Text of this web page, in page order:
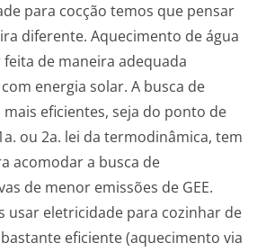
para cocção temos que pensar
diferente. Aquecimento de água
feita de maneira adequada
energia solar. A busca de
mais eficientes, seja do ponto de
ou 2a. lei da termodinâmica, tem
acomodar a busca de
de menor emissões de GEE.
usar eletricidade para cozinhar de
eficiente (aquecimento via